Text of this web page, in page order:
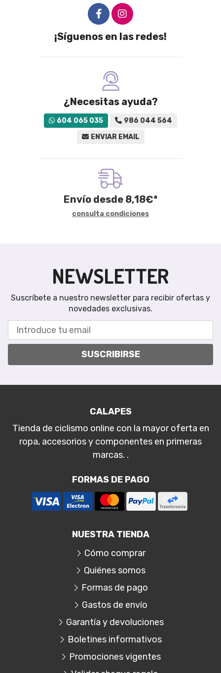
¡Síguenos en las redes!
¿Necesitas ayuda?
604 065 035
986 044 564
ENVIAR EMAIL
Envío desde 8,18€*
consulta condiciones
NEWSLETTER
Suscríbete a nuestro newsletter para recibir ofertas y
novedades exclusivas.
SUSCRIBIRSE
CALAPES
Tienda de ciclismo online con la mayor oferta en
ropa, accesorios y componentes en primeras
marcas. .
FORMAS DE PAGO
NUESTRA TIENDA
Cómo comprar
Quiénes somos
Formas de pago
Gastos de envío
Garantía y devoluciones
Boletines informativos
Promociones vigentes